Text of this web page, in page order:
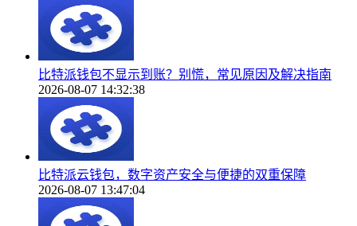
比特派钱包不显示到账？别慌，常见原因及解决指南
2026-08-07 14:32:38
比特派云钱包，数字资产安全与便捷的双重保障
2026-08-07 13:47:04